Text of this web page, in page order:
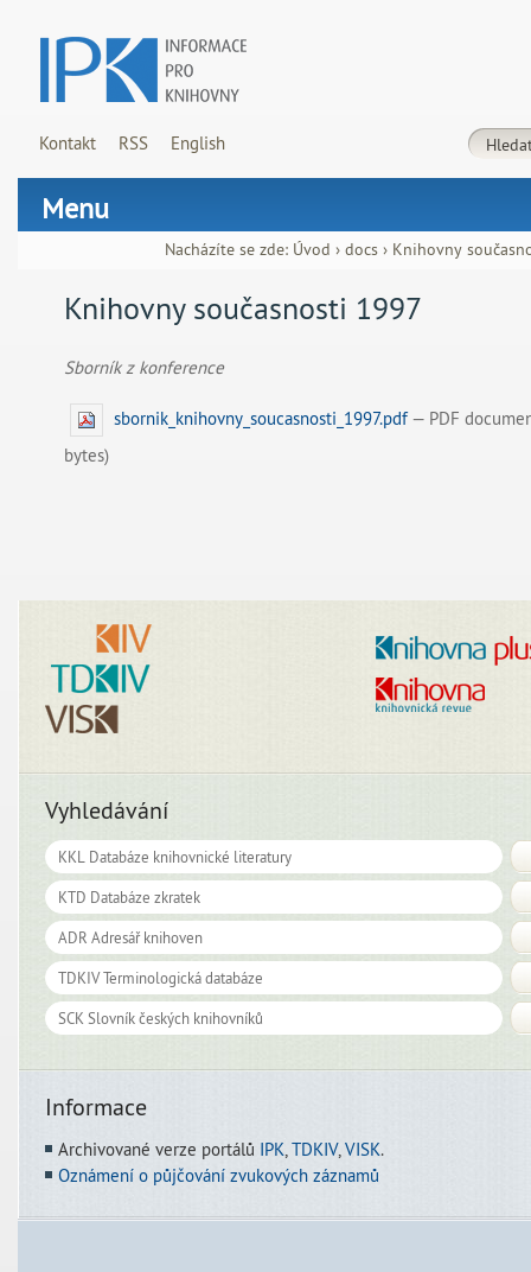
Kontakt RSS English
Menu
Nacházíte se zde: Úvod › docs › Knihovny
Knihovny současnosti 1997
Sborník z konference
sbornik_knihovny_soucasnosti_1997.pdf— PDF
bytes)
Vyhledávání
Informace
Archivované verze portálů IPK,TDKIV,VISK.
Oznámení o půjčování zvukových záznamů